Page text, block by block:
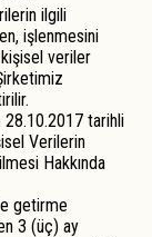
ilgili
işlenmesini
veriler
28.10.2017 tarihli
Verilerin
Hakkında
getirme
3 (üç) ay